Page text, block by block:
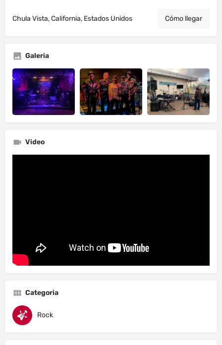
Chula Vista, California, Estados Unidos Cómo llegar
Galeria
Video
Categoria
Rock